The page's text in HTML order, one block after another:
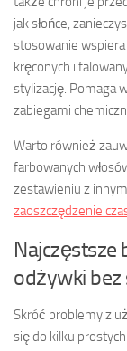
jak słońce,
stosowanie
kręconych i
stylizację. Pomaga
zabiegami
Warto również
farbowanych
zestawieniu z
zaoszczędzenie
Najczęstsze
odżywki bez
Skróć problemy z
się do kilku